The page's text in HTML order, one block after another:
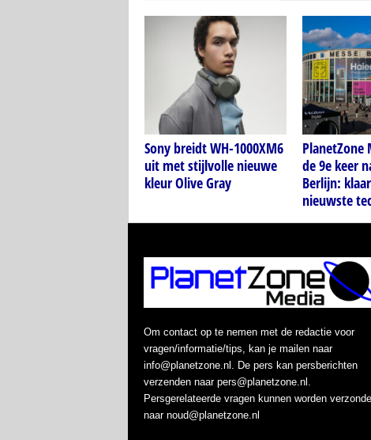
Sony breidt WH-1000XM6
uit met stijlvolle nieuwe
kleur Olive Gray
PlanetZone
de 9e keer
Berlijn:
nieuwste
Om contact op te nemen met de redactie voor
vragen/informatie/tips, kan je mailen naar
info@planetzone.nl. De pers kan persberichten
verzenden naar pers@planetzone.nl.
Persgerelateerde vragen kunnen worden
naar noud@planetzone.nl